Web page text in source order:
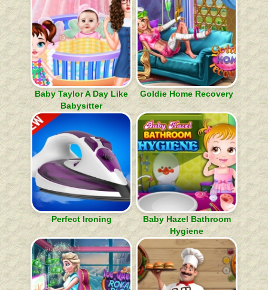
Baby Taylor A Day Like
Babysitter
Goldie Home Recovery
Perfect Ironing
Baby Hazel Bathroom
Hygiene